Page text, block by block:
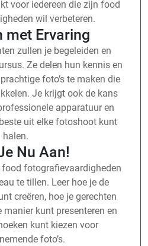
voor iedereen die zijn food
wil verbeteren.
met Ervaring
zullen je begeleiden en
Ze delen hun kennis en
foto’s te maken die
Je krijgt ook de kans
apparatuur en
uit elke fotoshoot kunt
halen.
Nu Aan!
fotografievaardigheden
te tillen. Leer hoe je de
creëren, hoe je gerechten
kunt presenteren en
kunt kiezen voor
foto’s.